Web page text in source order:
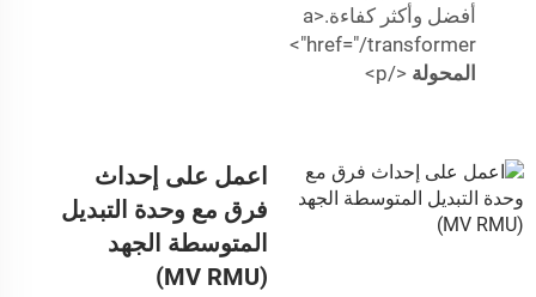
أفضل وأكثر كفاءة.<a
href="/transformer">
المحولة </p>
اعمل على إحداث
فرق مع وحدة التبديل
المتوسطة الجهد
(MV RMU)